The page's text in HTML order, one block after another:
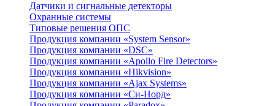
Датчики и сигнальные детекторы
Охранные системы
Типовые решения ОПС
Продукция компании «System Sensor»
Продукция компании «DSC»
Продукция компании «Apollo Fire Detectors»
Продукция компании «Hikvision»
Продукция компании «Ajax Systems»
Продукция компании «Си-Норд»